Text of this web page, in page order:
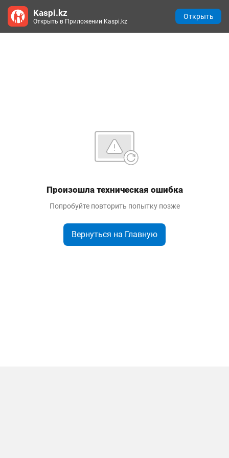
Произошла техническая ошибка
Попробуйте повторить попытку позже
Вернуться на Главную
Kaspi.kz
Открыть в Приложении Kaspi.kz
Открыть